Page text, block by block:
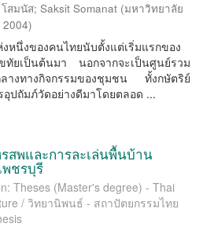
สมนัส; Saksit Somanat (มหาวิทยาลัย
2004)
หนึ่งของคนไทยนับตั้งแต่เริ่มแรกของ
ยเป็นต้นมา นอกจากจะเป็นศูนย์รวม
ลางทางกิจกรรมของชุมชน ทั้งกษัตริย์
ปถัมภ์วัดอย่างดีมาโดยตลอด ...
สพและการละเล่นพื้นบ้าน
พชรบุรี
Theses (Master's degree) - Thai
/ วิทยานิพนธ์ - สถาปัตยกรรมไทย